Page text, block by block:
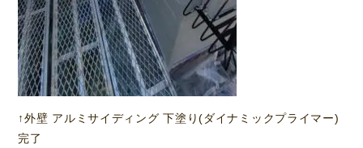
↑外壁 アルミサイディング 下塗り(ダイナミックプライマー)
完了